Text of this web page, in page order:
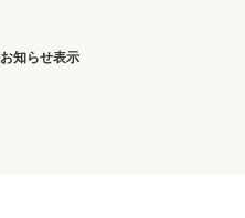
お知らせ表示